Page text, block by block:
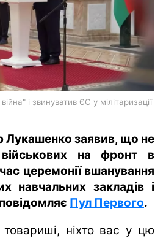
і звинуватив ЄС у мілітаризації
Лукашенко заявив, що не
військових на фронт в
церемонії вшанування
навчальних закладів і
Пул Первого.
ніхто вас у цю